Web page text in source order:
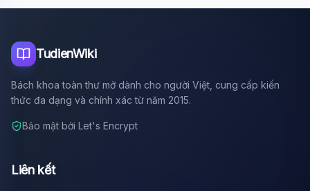
TudienWiki
Bách khoa toàn thư mở dành cho người Việt, cung cấp kiến
thức đa dạng và chính xác từ năm 2015.
Bảo mật bởi Let's Encrypt
Liên kết